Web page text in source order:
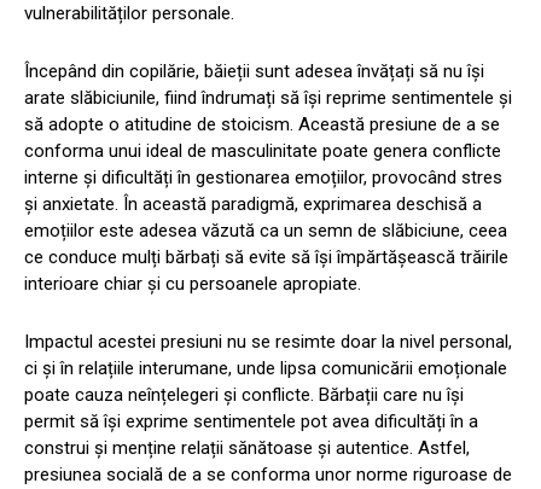
vulnerabilităților personale.
Începând din copilărie, băieții sunt adesea învățați să nu își
arate slăbiciunile, fiind îndrumați să își reprime sentimentele și
să adopte o atitudine de stoicism. Această presiune de a se
conforma unui ideal de masculinitate poate genera conflicte
interne și dificultăți în gestionarea emoțiilor, provocând stres
și anxietate. În această paradigmă, exprimarea deschisă a
emoțiilor este adesea văzută ca un semn de slăbiciune, ceea
ce conduce mulți bărbați să evite să își împărtășească trăirile
interioare chiar și cu persoanele apropiate.
Impactul acestei presiuni nu se resimte doar la nivel personal,
ci și în relațiile interumane, unde lipsa comunicării emoționale
poate cauza neînțelegeri și conflicte. Bărbații care nu își
permit să își exprime sentimentele pot avea dificultăți în a
construi și menține relații sănătoase și autentice. Astfel,
presiunea socială de a se conforma unor norme riguroase de